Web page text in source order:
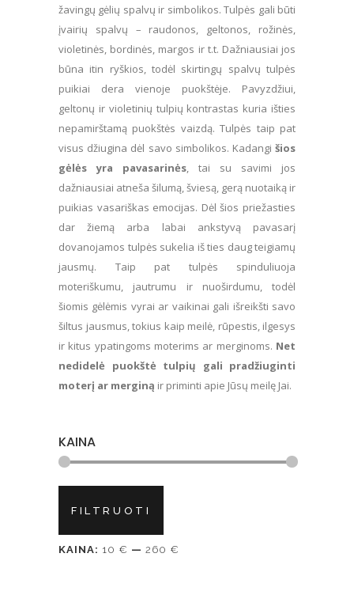
žavingų gėlių spalvų ir simbolikos. Tulpės gali būti
įvairių spalvų – raudonos, geltonos, rožinės,
violetinės, bordinės, margos ir t.t. Dažniausiai jos
būna itin ryškios, todėl skirtingų spalvų tulpės
puikiai dera vienoje puokštėje. Pavyzdžiui,
geltonų ir violetinių tulpių kontrastas kuria išties
nepamirštamą puokštės vaizdą. Tulpės taip pat
visus džiugina dėl savo simbolikos. Kadangi šios
gėlės yra pavasarinės, tai su savimi jos
dažniausiai atneša šilumą, šviesą, gerą nuotaiką ir
puikias vasariškas emocijas. Dėl šios priežasties
dar žiemą arba labai ankstyvą pavasarį
dovanojamos tulpės sukelia iš ties daug teigiamų
jausmų. Taip pat tulpės spinduliuoja
moteriškumu, jautrumu ir nuoširdumu, todėl
šiomis gėlėmis vyrai ar vaikinai gali išreikšti savo
šiltus jausmus, tokius kaip meilė, rūpestis, ilgesys
ir kitus ypatingoms moterims ar merginoms. Net
nedidelė puokštė tulpių gali pradžiuginti
moterį ar merginą ir priminti apie Jūsų meilę Jai.
KAINA
kaina
kaina
FILTRUOTI
KAINA: 10 € — 260 €